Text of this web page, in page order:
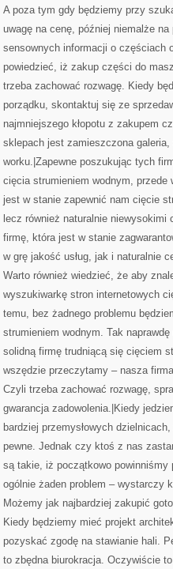
A poza tym gdy będziemy przy
uwagę na cenę, później niemalże
sensownych informacji o częściach
powiedzieć, iż zakup części do
trzeba zachować rozwagę. Kiedy
porządku, skontaktuj się ze
najmniejszego kłopotu z zakupem
sklepach jest zamieszczona
worku.|Zapewne poszukując tych
cięcia strumieniem wodnym,
jest w stanie zapewnić nam cięcie
lecz również naturalnie
firmę, która jest w stanie
w grę jakość usług, jak i naturalnie
Warto również wiedzieć, że aby
wyszukiwarkę stron internetowych
temu, bez żadnego problemu
strumieniem wodnym. Tak
solidną firmę trudniącą się cięciem
wszędzie przeczytamy – nasza
Czyli trzeba zachować rozwagę,
gwarancja zadowolenia.|Kiedy
bardziej przemysłowych
pewne. Jednak czy ktoś z nas
są takie, iż początkowo
ogólnie żaden problem – wystarczy
Możemy jak najbardziej zakupić
Kiedy będziemy mieć projekt
pozyskać zgodę na stawianie hali.
to zbędna biurokracja. Oczywiście